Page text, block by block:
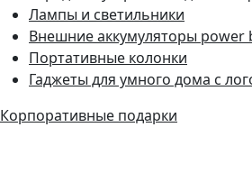
Лампы и светильники
Внешние аккумуляторы power
Портативные колонки
Гаджеты для умного дома с
Корпоративные подарки